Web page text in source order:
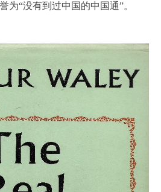
为“没有到过中国的中国通”。